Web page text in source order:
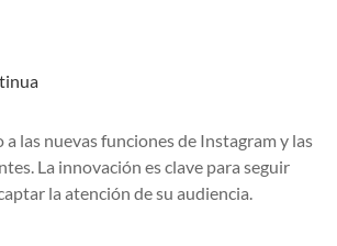
las nuevas funciones de Instagram y las
La innovación es clave para seguir
la atención de su audiencia.